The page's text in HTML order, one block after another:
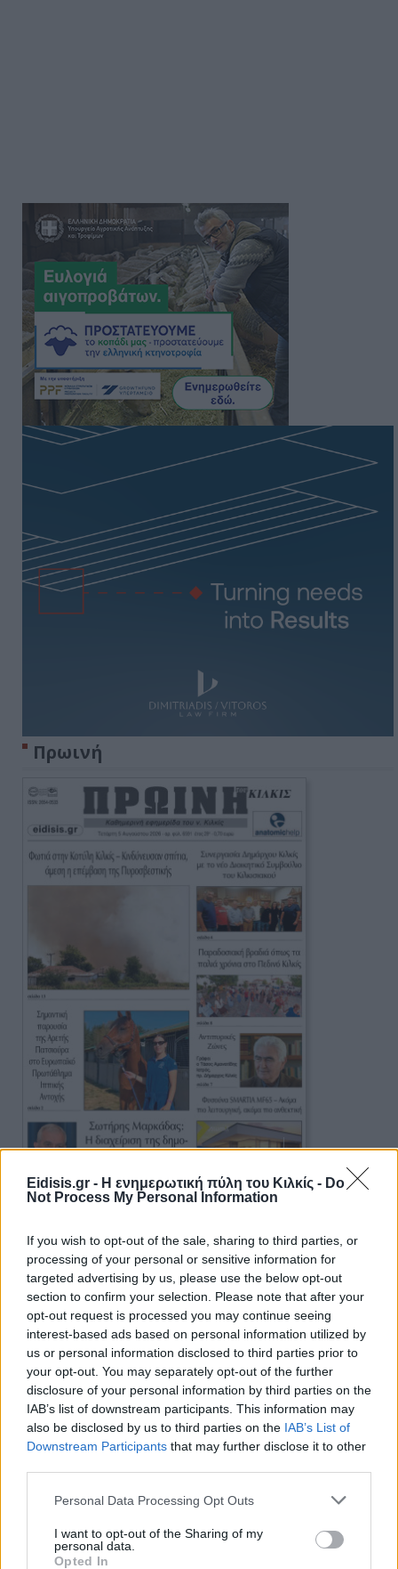
Eidisis.gr - Η ενημερωτική πύλη του Κιλκίς - Do
Not Process My Personal Information
If you wish to opt-out of the sale, sharing to third parties, or
processing of your personal or sensitive information for
targeted advertising by us, please use the below opt-out
section to confirm your selection. Please note that after your
opt-out request is processed you may continue seeing
interest-based ads based on personal information utilized by
us or personal information disclosed to third parties prior to
your opt-out. You may separately opt-out of the further
disclosure of your personal information by third parties on the
IAB’s list of downstream participants. This information may
also be disclosed by us to third parties on the IAB’s List of
Downstream Participants that may further disclose it to other
Personal Data Processing Opt Outs
I want to opt-out of the Sharing of my
personal data.
Opted In
Πρωινή
Πρωινή 5-8-2026
Ειδήσεις